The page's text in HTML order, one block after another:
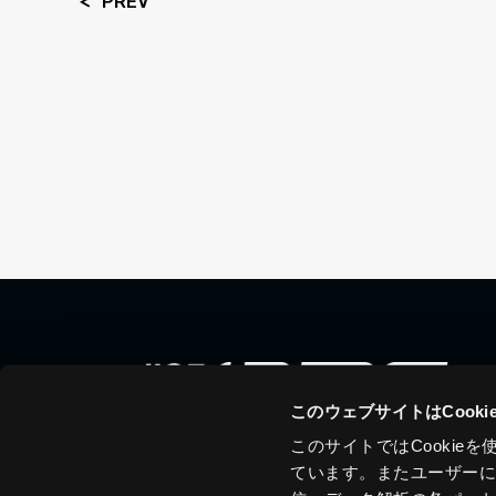
このウェブサイトは
このサイトではCookieを
ています。またユーザー